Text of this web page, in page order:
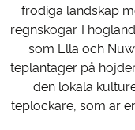
frodiga landskap
regnskogar. I
som Ella och
teplantager på
den lokala
teplockare, som är